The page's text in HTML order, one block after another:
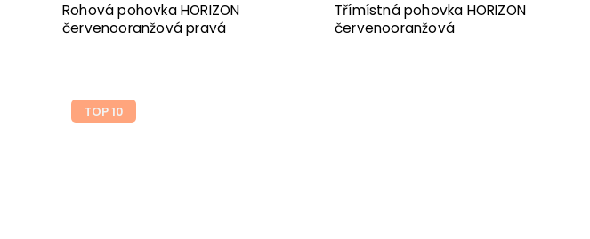
Rohová pohovka HORIZON
červenooranžová pravá
Třímístná pohovka HORIZON
červenooranžová
TOP 10